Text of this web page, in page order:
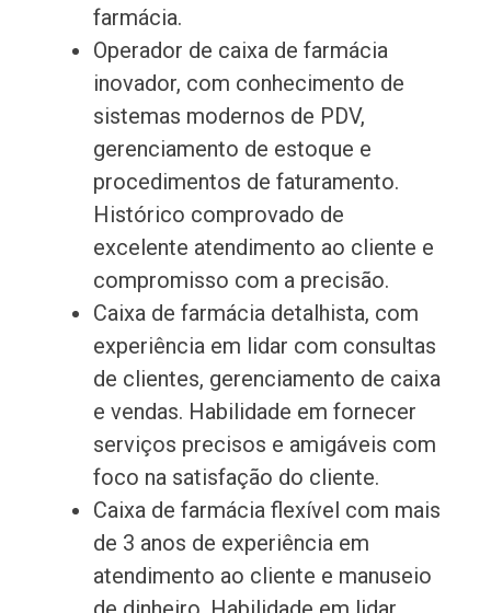
farmácia.
Operador de caixa de farmácia
inovador, com conhecimento de
sistemas modernos de PDV,
gerenciamento de estoque e
procedimentos de faturamento.
Histórico comprovado de
excelente atendimento ao cliente e
compromisso com a precisão.
Caixa de farmácia detalhista, com
experiência em lidar com consultas
de clientes, gerenciamento de caixa
e vendas. Habilidade em fornecer
serviços precisos e amigáveis com
foco na satisfação do cliente.
Caixa de farmácia flexível com mais
de 3 anos de experiência em
atendimento ao cliente e manuseio